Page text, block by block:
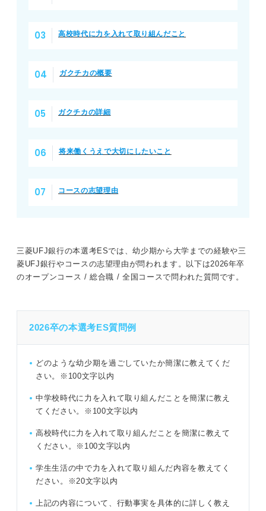
高校時代に力を入れて取り組んだこと
ガクチカの概要
ガクチカの詳細
将来働くうえで大切にしたいこと
コースの志望理由
三菱UFJ銀行の本選考ESでは、幼少期から大学までの経験や三
菱UFJ銀行やコースの志望理由が問われます。以下は2026年卒
のオープンコース / 総合職 / 全国コースで問われた質問です。
2026卒の本選考ES質問例
どのような幼少期を過ごしていたか簡潔に教えてくだ
さい。※100文字以内
中学校時代に力を入れて取り組んだことを簡潔に教え
てください。※100文字以内
高校時代に力を入れて取り組んだことを簡潔に教えて
ください。※100文字以内
学生生活の中で力を入れて取り組んだ内容を教えてく
ださい。※20文字以内
上記の内容について、行動事実を具体的に詳しく教え